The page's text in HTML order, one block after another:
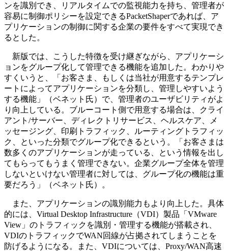
ンを識別でき、リアルタイムでの監視能力を持ち、管理者が
容易に制御ポリシーを設定できるPacketShaperであれば、ア
プリケーションの制御に関する企業の要件をすべて実現でき
るとした。
新版では、こうした特徴を受け継ぎながら、アプリケーシ
ョンをグループ化して管理できる機能を追加した。わかりや
すくいうと、「お客さま、もしくは当社が用意するテンプレ
ートによってアプリケーションを分類し、管理しやすいよう
する機能」（ベネット氏）で、管理者のユーザビリティがよ
り向上している。ブルーコート側で用意する場合は、クライ
アント/サーバー、ディレクトリサービス、ヘルスケア、メ
ッセージング、印刷トラフィック、ルーティングトラフィッ
ク、といった分類でグループ化できるという。「お客さまは
数多くのアプリケーションが走っている、という情報を出し
てもらってもうまく管理できない。企業グループ全体を管理
しないといけない管理者に対しては、グループ化の機能は重
要だろう」（ベネット氏）。
また、アプリケーションの識別能力もより向上した。具体
的には、Virtual Desktop Infrastructure（VDI）製品「VMware
View」のトラフィックを識別・管理する機能が搭載され、
VDIのトラフィックでWAN回線が占拠されてしまうことを
防げるようになる。また、VDIについては、Proxy/WAN高速